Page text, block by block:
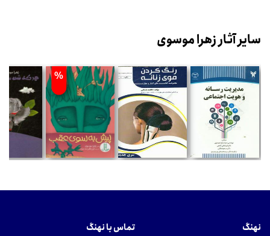
سایر آثار زهرا موسوی
%
نهنگ تماس با نهنگ